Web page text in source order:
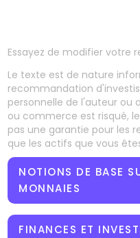
Essayez de modifier votre
Le texte est de nature
recommandation
personnelle de l'auteur ou
ou commerce est risqué,
pas une garantie pour les
que les actifs que vous
NOTIONS DE BASE
MONNAIES
FINANCES ET